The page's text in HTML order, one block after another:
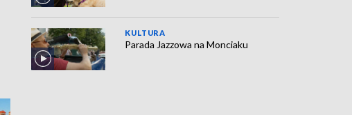
KULTURA
Parada Jazzowa na Monciaku